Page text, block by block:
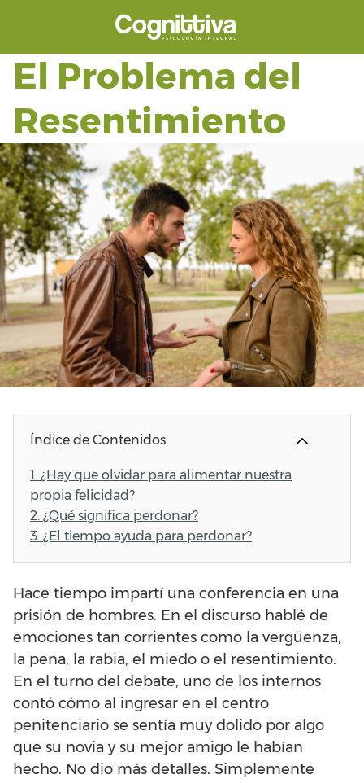
El Problema del
Resentimiento
Índice de Contenidos
1. ¿Hay que olvidar para alimentar nuestra
propia felicidad?
2. ¿Qué significa perdonar?
3. ¿El tiempo ayuda para perdonar?
Hace tiempo impartí una conferencia en una
prisión de hombres. En el discurso hablé de
emociones tan corrientes como la vergüenza,
la pena, la rabia, el miedo o el resentimiento.
En el turno del debate, uno de los internos
contó cómo al ingresar en el centro
penitenciario se sentía muy dolido por algo
que su novia y su mejor amigo le habían
hecho. No dio más detalles. Simplemente